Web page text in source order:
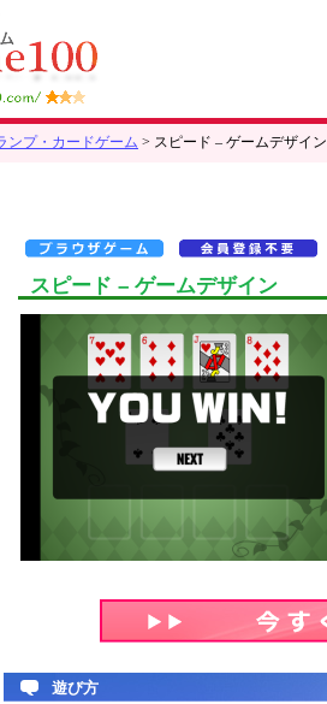
ンプ・カードゲーム > スピード – ゲームデザイン
スピード – ゲームデザイン
遊び方